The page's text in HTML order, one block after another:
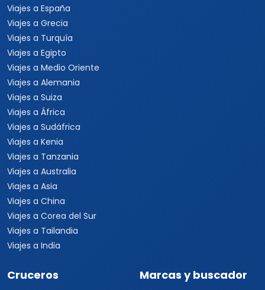
Viajes a España
Viajes a Grecia
Viajes a Turquía
Viajes a Egipto
Viajes a Medio Oriente
Viajes a Alemania
Viajes a Suiza
Viajes a África
Viajes a Sudáfrica
Viajes a Kenia
Viajes a Tanzania
Viajes a Australia
Viajes a Asia
Viajes a China
Viajes a Corea del Sur
Viajes a Tailandia
Viajes a India
Cruceros Marcas y buscador